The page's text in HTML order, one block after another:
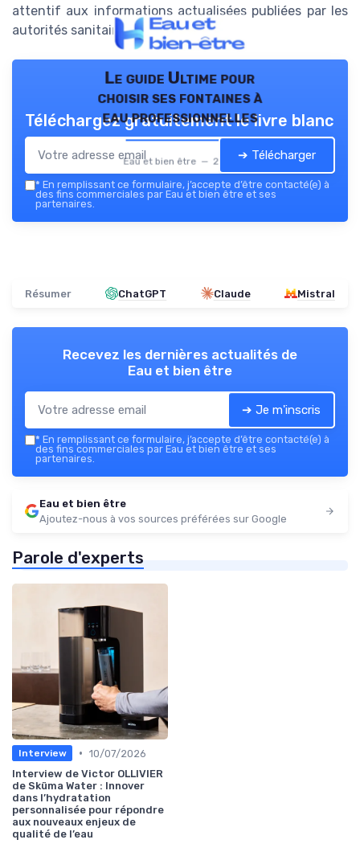
attentif aux informations actualisées publiées par les
autorités sanitaires locales.
Le guide Ultime pour
choisir ses fontaines à
eau professionnelles
Eau et bien être — 2026
Téléchargez gratuitement le livre blanc
➔ Télécharger
* En remplissant ce formulaire, j’accepte d’être contacté(e) à
des fins commerciales par Eau et bien être et ses
partenaires.
Résumer ChatGPT Claude Mistral
Recevez les dernières actualités de
Eau et bien être
➔ Je m'inscris
* En remplissant ce formulaire, j’accepte d’être contacté(e) à
des fins commerciales par Eau et bien être et ses
partenaires.
Eau et bien être
Ajoutez-nous à vos sources préférées sur Google
Parole d'experts
Interview • 10/07/2026
Interview de Victor OLLIVIER
de Sküma Water : Innover
dans l’hydratation
personnalisée pour répondre
aux nouveaux enjeux de
qualité de l’eau